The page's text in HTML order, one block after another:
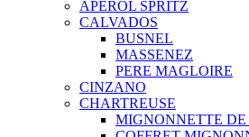
APEROL SPRITZ
CALVADOS
BUSNEL
MASSENEZ
PERE MAGLOIRE
CINZANO
CHARTREUSE
MIGNONNETTE DE